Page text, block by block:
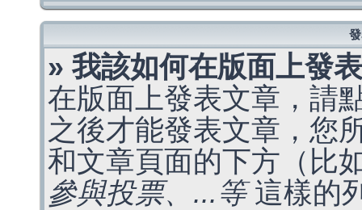
» 我該如何在版面上發
在版面上發表文章，請
之後才能發表文章，您
和文章頁面的下方（比
參與投票、...等這樣的